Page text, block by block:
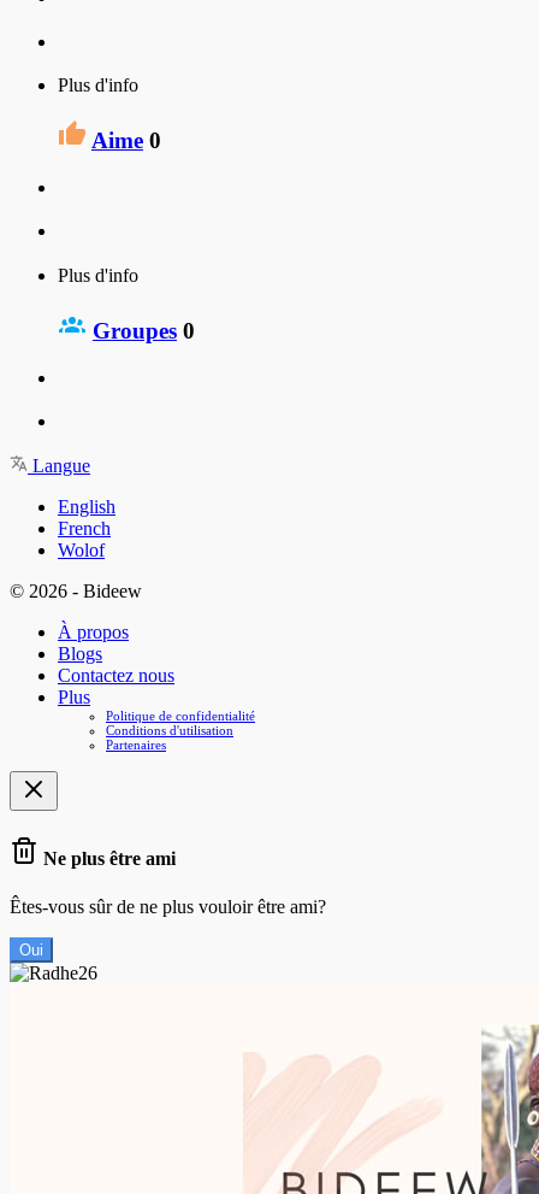
Plus d'info
Aime 0
Plus d'info
Groupes 0
Langue
English
French
Wolof
© 2026 - Bideew
À propos
Blogs
Contactez nous
Plus
Politique de confidentialité
Conditions d'utilisation
Partenaires
Ne plus être ami
Êtes-vous sûr de ne plus vouloir être ami?
Oui